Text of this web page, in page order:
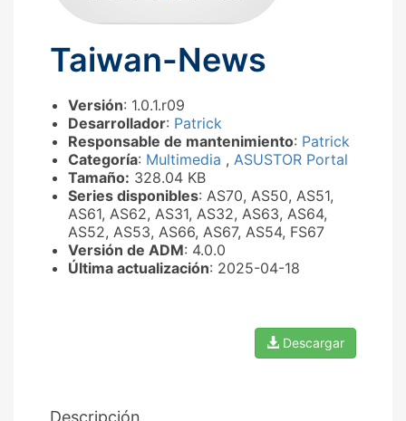
Taiwan-News
Versión: 1.0.1.r09
Desarrollador: Patrick
Responsable de mantenimiento: Patrick
Categoría: Multimedia , ASUSTOR Portal
Tamaño: 328.04 KB
Series disponibles: AS70, AS50, AS51,
AS61, AS62, AS31, AS32, AS63, AS64,
AS52, AS53, AS66, AS67, AS54, FS67
Versión de ADM: 4.0.0
Última actualización: 2025-04-18
Descargar
Descripción